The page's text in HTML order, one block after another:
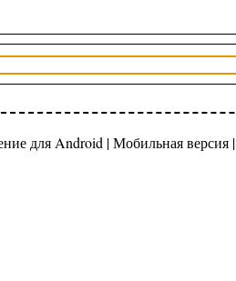
для Android |Мобильная версия|